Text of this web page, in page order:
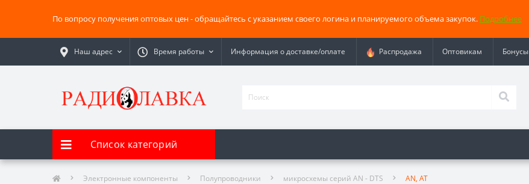
По вопросу получения оптовых цен - обращайтесь с указанием своего логина и планируемого объема закупок. Подробнее
Наш адрес Время работы Информация о доставке/оплате Распродажа Оптовикам Бонусы
Список категорий
Электронные компоненты Полупроводники микросхемы серий AN - DTS AN, AT